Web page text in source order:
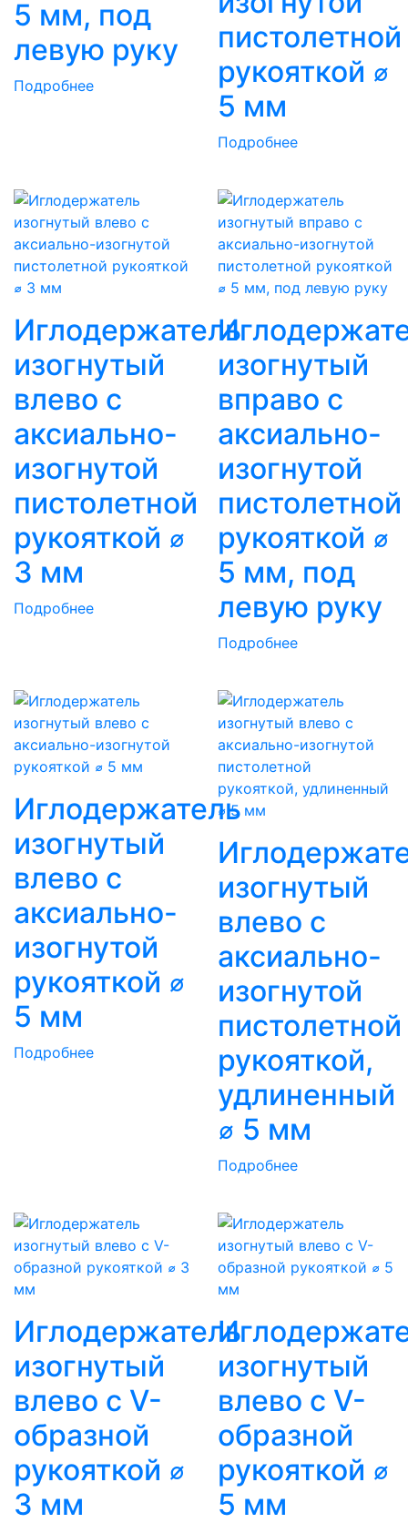
5 мм, под
левую руку
Подробнее
пистолетной
рукояткой ⌀
5 мм
Подробнее
Иглодержатель
изогнутый
влево с
аксиально-
изогнутой
пистолетной
рукояткой ⌀
3 мм
Подробнее
изогнутый
вправо с
аксиально-
изогнутой
пистолетной
рукояткой ⌀
5 мм, под
левую руку
Подробнее
Иглодержатель
изогнутый
влево с
аксиально-
изогнутой
рукояткой ⌀
5 мм
Подробнее
изогнутый
влево с
аксиально-
изогнутой
пистолетной
рукояткой,
удлиненный
⌀ 5 мм
Подробнее
Иглодержатель
изогнутый
влево с V-
образной
рукояткой ⌀
3 мм
изогнутый
влево с V-
образной
рукояткой ⌀
5 мм